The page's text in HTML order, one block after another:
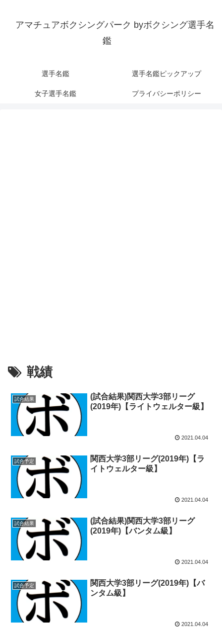
アマチュアボクシングパーク byボクシング選手名
鑑
選手名鑑 選手名鑑ピックアップ
女子選手名鑑 プライバシーポリシー
戦績
試合結果
(試合結果)関西大学3部リーグ
(2019年)【ライトウェルター級】
2021.04.04
試合予定
関西大学3部リーグ(2019年)【ラ
イトウェルター級】
2021.04.04
試合結果
(試合結果)関西大学3部リーグ
(2019年)【バンタム級】
2021.04.04
試合予定
関西大学3部リーグ(2019年)【バ
ンタム級】
2021.04.04